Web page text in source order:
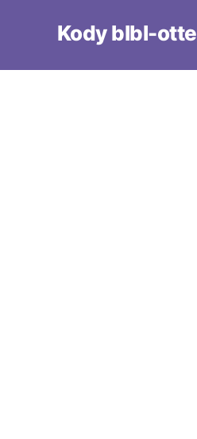
Kody blbl-otte